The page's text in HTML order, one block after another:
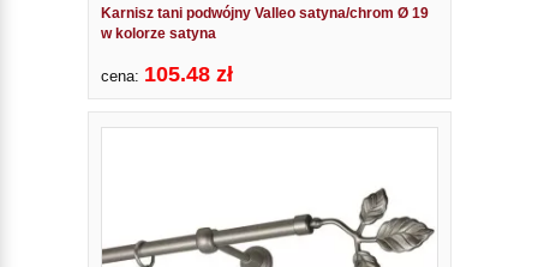
Karnisz tani podwójny Valleo satyna/chrom Ø 19
w kolorze satyna
cena: 105.48 zł